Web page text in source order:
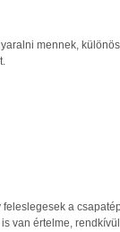
mennek,
a
van értelme,